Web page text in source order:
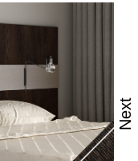
τον ατμό
από τριβή,
καθαρισμού
και το
Next